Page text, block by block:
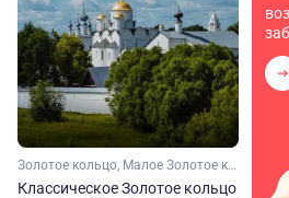
Золотое кольцо, Малое Золотое кольцо, Ярославская область, Ивановская область, Костромская область, Владимирская область, Московская область
Классическое Золотое кольцо